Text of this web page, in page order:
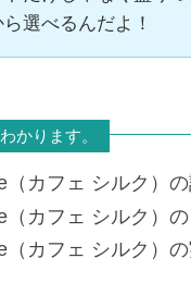
ら選べるんだよ！
かります。
（カフェ シルク）
（カフェ シルク）
（カフェ シルク）